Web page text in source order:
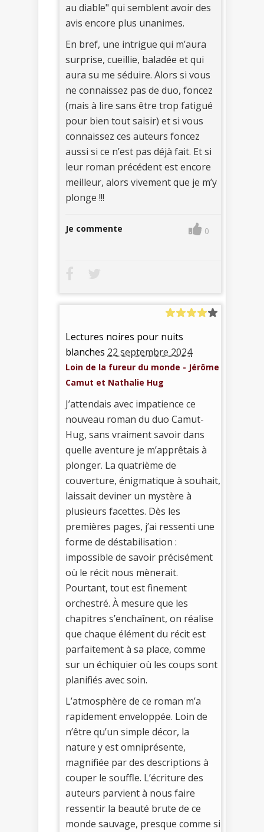
au diable" qui semblent avoir des
avis encore plus unanimes.
En bref, une intrigue qui m’aura
surprise, cueillie, baladée et qui
aura su me séduire. Alors si vous
ne connaissez pas de duo, foncez
(mais à lire sans être trop fatigué
pour bien tout saisir) et si vous
connaissez ces auteurs foncez
aussi si ce n’est pas déjà fait. Et si
leur roman précédent est encore
meilleur, alors vivement que je m’y
plonge !!!
Je commente 0
Lectures noires pour nuits
blanches 22 septembre 2024
Loin de la fureur du monde - Jérôme
Camut et Nathalie Hug
J’attendais avec impatience ce
nouveau roman du duo Camut-
Hug, sans vraiment savoir dans
quelle aventure je m’apprêtais à
plonger. La quatrième de
couverture, énigmatique à souhait,
laissait deviner un mystère à
plusieurs facettes. Dès les
premières pages, j’ai ressenti une
forme de déstabilisation :
impossible de savoir précisément
où le récit nous mènerait.
Pourtant, tout est finement
orchestré. À mesure que les
chapitres s’enchaînent, on réalise
que chaque élément du récit est
parfaitement à sa place, comme
sur un échiquier où les coups sont
planifiés avec soin.
L’atmosphère de ce roman m’a
rapidement enveloppée. Loin de
n’être qu’un simple décor, la
nature y est omniprésente,
magnifiée par des descriptions à
couper le souffle. L’écriture des
auteurs parvient à nous faire
ressentir la beauté brute de ce
monde sauvage, presque comme si